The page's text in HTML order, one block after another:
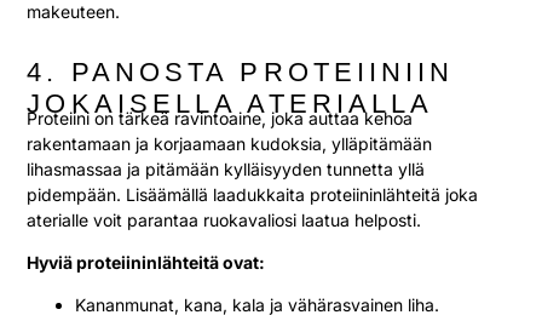
makeuteen.
4. PANOSTA PROTEIINIIN
JOKAISELLA ATERIALLA
Proteiini on tärkeä ravintoaine, joka auttaa kehoa
rakentamaan ja korjaamaan kudoksia, ylläpitämään
lihasmassaa ja pitämään kylläisyyden tunnetta yllä
pidempään. Lisäämällä laadukkaita proteiininlähteitä joka
aterialle voit parantaa ruokavaliosi laatua helposti.
Hyviä proteiininlähteitä ovat:
Kananmunat, kana, kala ja vähärasvainen liha.